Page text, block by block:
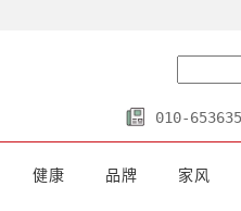
010-
健康 品牌 家风